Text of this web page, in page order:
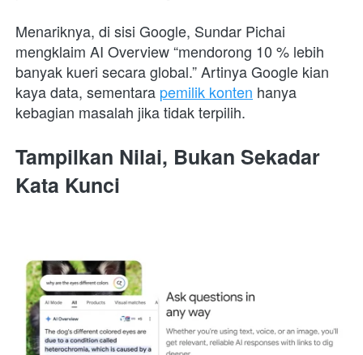
Menariknya, di sisi Google, Sundar Pichai
mengklaim AI Overview “mendorong 10 % lebih
banyak kueri secara global.” Artinya Google kian
kaya data, sementara pemilik konten hanya
kebagian masalah jika tidak terpilih.
Tampilkan Nilai, Bukan Sekadar
Kata Kunci